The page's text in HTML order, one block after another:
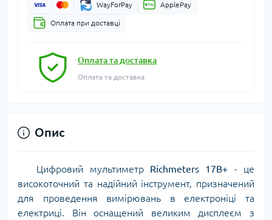
WayForPay ApplePay
Оплата при доставці
Оплата та доставка
Оплата та доставка
Опис
Цифровий мультиметр Richmeters 17B+ - це
високоточний та надійний інструмент, призначений
для проведення вимірювань в електроніці та
електриці. Він оснащений великим дисплеєм з